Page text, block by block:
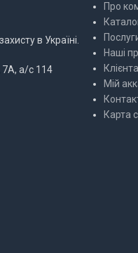
в Україні.
7А, а/с 114
Про
Наші
Мій
Карта